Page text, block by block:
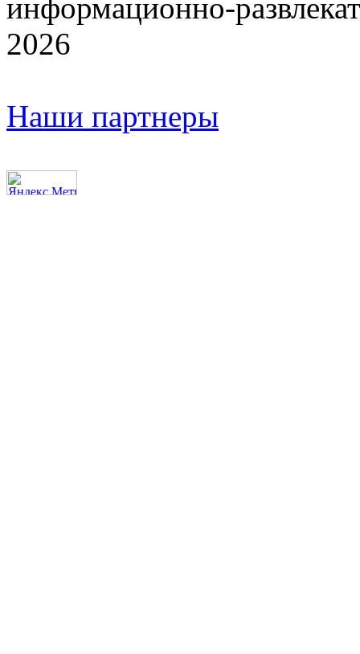
информационно-
2026
Наши партнеры